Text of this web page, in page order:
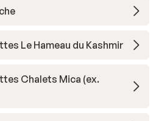
Le Hameau du Kashmir
Chalets Mica (ex.